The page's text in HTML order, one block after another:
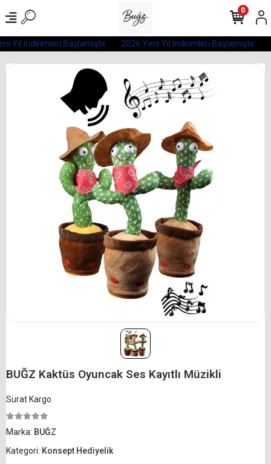
Yıl İndirimleri Başlamıştır 2026 Yeni Yıl İndirimleri Başlamıştır
0
BUĞZ Kaktüs Oyuncak Ses Kayıtlı Müzikli
Sürat Kargo
Marka: BUĞZ
Kategori: Konsept Hediyelik